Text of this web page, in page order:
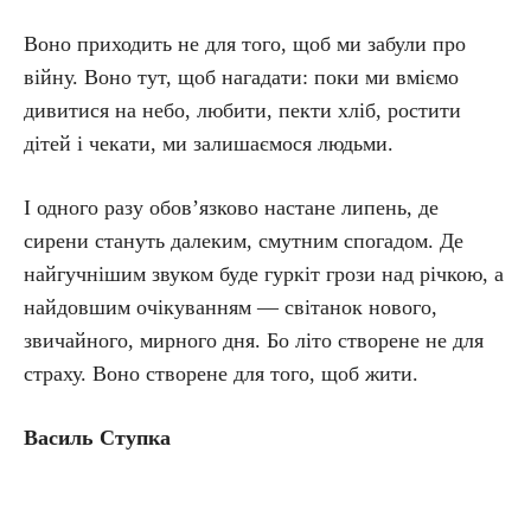
Воно приходить не для того, щоб ми забули про
війну. Воно тут, щоб нагадати: поки ми вміємо
дивитися на небо, любити, пекти хліб, ростити
дітей і чекати, ми залишаємося людьми.
І одного разу обов’язково настане липень, де
сирени стануть далеким, смутним спогадом. Де
найгучнішим звуком буде гуркіт грози над річкою, а
найдовшим очікуванням — світанок нового,
звичайного, мирного дня. Бо літо створене не для
страху. Воно створене для того, щоб жити.
Василь Ступка